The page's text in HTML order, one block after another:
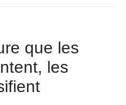
que les
les